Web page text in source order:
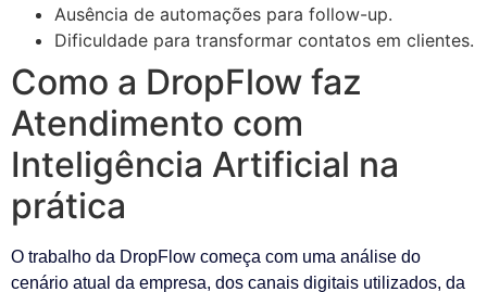
Ausência de automações para follow-up.
Dificuldade para transformar contatos em clientes.
Como a DropFlow faz
Atendimento com
Inteligência Artificial na
prática
O trabalho da DropFlow começa com uma análise do
cenário atual da empresa, dos canais digitais utilizados, da